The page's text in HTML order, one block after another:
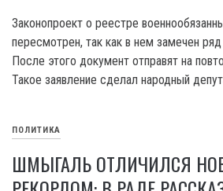
Законопроект о реестре
пересмотрен, так как в нем замечен
После этого документ отправят на
Такое заявление сделал народный
ПОЛИТИКА
ШМЫГАЛЬ ОТЛИЧИЛСЯ